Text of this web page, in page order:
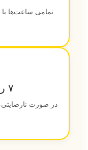
تمامی ساعت‌ها
۷ روز بازگشت کالا